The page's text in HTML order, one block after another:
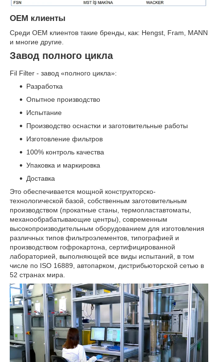
OEМ клиенты
Среди OEМ клиентов такие бренды, как: Hengst, Fram, MANN
и многие другие.
Завод полного цикла
Fil Filter - завод «полного цикла»:
Разработка
Опытное производство
Испытание
Производство оснастки и заготовительные работы
Изготовление фильтров
100% контроль качества
Упаковка и маркировка
Доставка
Это обеспечивается мощной конструкторско-
технологической базой, собственным заготовительным
производством (прокатные станы, термопластавтоматы,
механообрабатывающие центры), современным
высокопроизводительным оборудованием для изготовления
различных типов фильтроэлементов, типографией и
производством гофрокартона, сертифицированной
лабораторией, выполняющей все виды испытаний, в том
числе по ISO 16889, автопарком, дистрибьюторской сетью в
52 странах мира.